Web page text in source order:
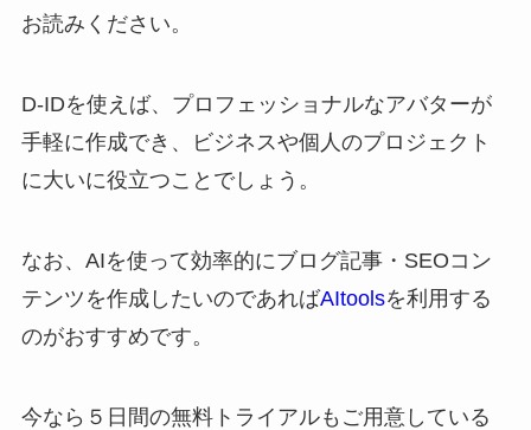
お読みください。
D-IDを使えば、プロフェッショナルなアバターが
手軽に作成でき、ビジネスや個人のプロジェクト
に大いに役立つことでしょう。
なお、AIを使って効率的にブログ記事・SEOコン
テンツを作成したいのであればAItoolsを利用する
のがおすすめです。
今なら５日間の無料トライアルもご用意している